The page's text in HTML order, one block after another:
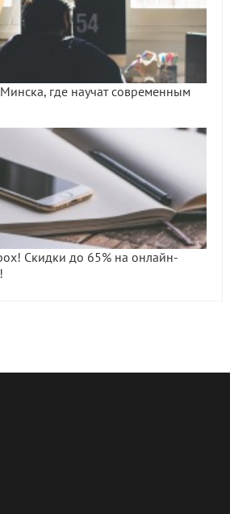
где научат современным
Скидки до 65% на онлайн-